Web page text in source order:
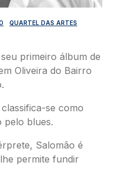
QUARTEL DAS ARTES
primeiro álbum de
Oliveira do Bairro
se como
pelo blues.
Salomão é
permite fundir